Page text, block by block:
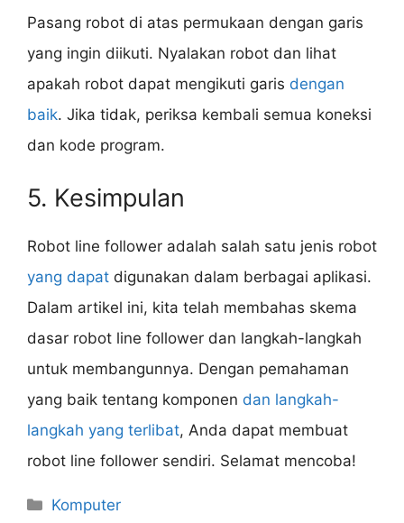
Pasang robot di atas permukaan dengan garis
yang ingin diikuti. Nyalakan robot dan lihat
apakah robot dapat mengikuti garis dengan
baik. Jika tidak, periksa kembali semua koneksi
dan kode program.
5. Kesimpulan
Robot line follower adalah salah satu jenis robot
yang dapat digunakan dalam berbagai aplikasi.
Dalam artikel ini, kita telah membahas skema
dasar robot line follower dan langkah-langkah
untuk membangunnya. Dengan pemahaman
yang baik tentang komponen dan langkah-
langkah yang terlibat, Anda dapat membuat
robot line follower sendiri. Selamat mencoba!
Categories
Komputer